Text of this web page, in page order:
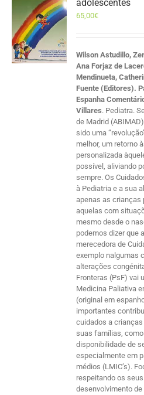
adolescentes
65,00€
Wilson Astudillo,
Ana Forjaz de
Mendinueta,
Fuente (Editores).
Espanha
Villares. Pediatra.
de Madrid
sido uma
melhor, um retorno
personalizada
possível, aliviando
sempre. Os
à Pediatria e a sua
apenas as crianças
aquelas com
mesmo desde o
podemos dizer que
merecedora de
exemplo nalgumas
alterações
Fronteras (PsF) vai
Medicina Paliativa
(original em
importantes
cuidados a
suas famílias,
disponibilidade de
especialmente em
médios (LMIC’s).
respeitando os
desenvolvimento